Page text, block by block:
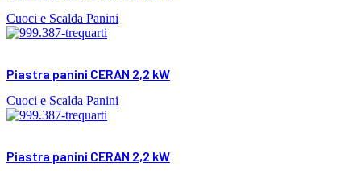
Cuoci e Scalda Panini
Piastra panini CERAN 2,2 kW
Cuoci e Scalda Panini
Piastra panini CERAN 2,2 kW